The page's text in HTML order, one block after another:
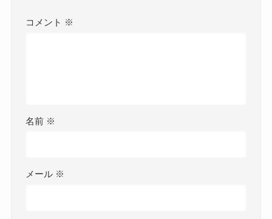
コメント ※
名前 ※
メール ※